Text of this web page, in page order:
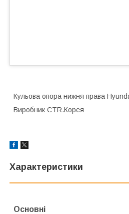
Кульова опора нижня права
Виробник CTR.Корея
Характеристики
Основні